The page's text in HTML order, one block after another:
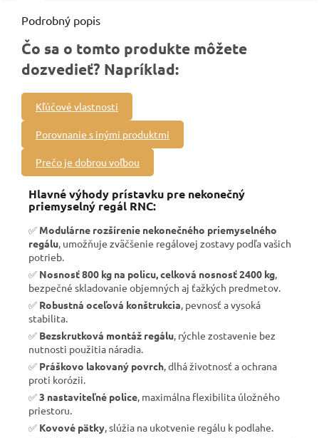
Podrobný popis
Čo sa o tomto produkte môžete
dozvedieť? Napríklad:
Kľúčové vlastnosti
Porovnanie s inými produktmi
Prečo je dobrou voľbou
Hlavné výhody prístavku pre nekonečný
priemyselný regál RNC:
✅ Modulárne rozšírenie nekonečného priemyselného
regálu , umožňuje zväčšenie regálovej zostavy podľa vašich
potrieb.
✅ Nosnosť 800 kg na policu, celková nosnosť 2400 kg
bezpečné skladovanie objemných aj ťažkých predmetov.
✅ Robustná oceľová konštrukcia , pevnosť a vysoká
stabilita.
✅ Bezskrutková montáž regálu , rýchle zostavenie bez
nutnosti použitia náradia.
✅ Práškovo lakovaný povrch , dlhá životnosť a ochrana
proti korózii.
✅3 nastaviteľné police , maximálna flexibilita úložného
priestoru.
✅ Kovové pätky , slúžia na ukotvenie regálu k podlahe.